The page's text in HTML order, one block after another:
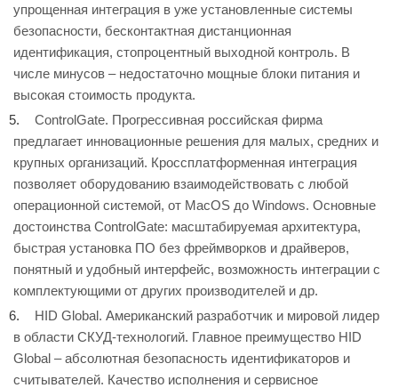
упрощенная интеграция в уже установленные системы
безопасности, бесконтактная дистанционная
идентификация, стопроцентный выходной контроль. В
числе минусов – недостаточно мощные блоки питания и
высокая стоимость продукта.
ControlGate. Прогрессивная российская фирма
предлагает инновационные решения для малых, средних и
крупных организаций. Кроссплатформенная интеграция
позволяет оборудованию взаимодействовать с любой
операционной системой, от MacOS до Windows. Основные
достоинства ControlGate: масштабируемая архитектура,
быстрая установка ПО без фреймворков и драйверов,
понятный и удобный интерфейс, возможность интеграции с
комплектующими от других производителей и др.
HID Global. Американский разработчик и мировой лидер
в области СКУД-технологий. Главное преимущество HID
Global ­– абсолютная безопасность идентификаторов и
считывателей. Качество исполнения и сервисное